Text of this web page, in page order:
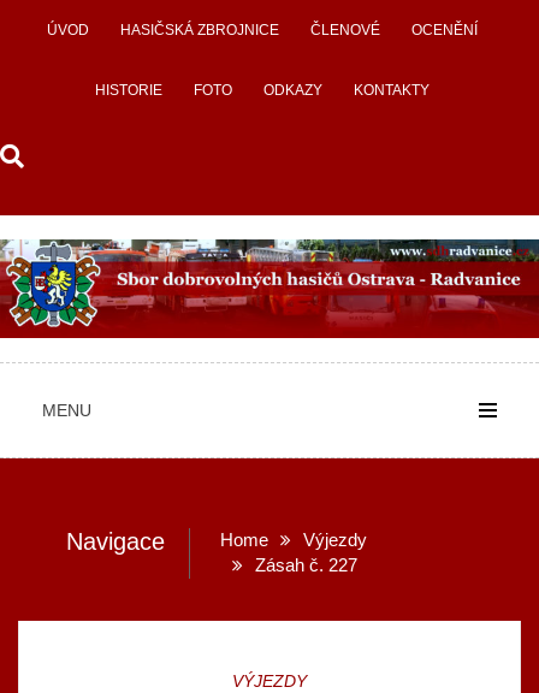
ÚVOD HASIČSKÁ ZBROJNICE ČLENOVÉ OCENĚNÍ
HISTORIE FOTO ODKAZY KONTAKTY
MENU
Navigace Home
Výjezdy
Zásah č. 227
VÝJEZDY